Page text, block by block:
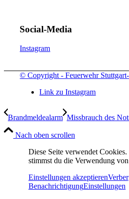
Social-Media
Instagram
© Copyright - Feuerwehr Stuttgart-
Link zu Instagram
Brandmeldealarm Missbrauch des
Nach oben scrollen
Diese Seite verwendet
stimmst du die Verwendung
Einstellungen akzeptieren
BenachrichtigungEinstellungen